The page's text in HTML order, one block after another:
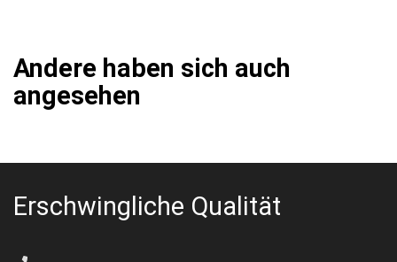
Andere haben sich auch
angesehen
Erschwingliche Qualität